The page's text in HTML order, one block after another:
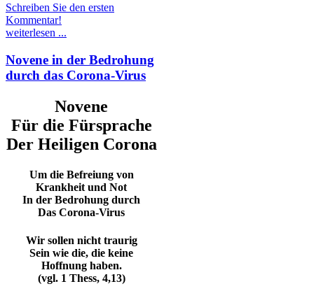
Schreiben Sie den ersten
Kommentar!
weiterlesen ...
Novene in der Bedrohung
durch das Corona-Virus
Novene
Für die Fürsprache
Der Heiligen Corona
Um die Befreiung von
Krankheit und Not
In der Bedrohung durch
Das Corona-Virus
Wir sollen nicht traurig
Sein wie die, die keine
Hoffnung haben.
(vgl. 1 Thess, 4,13)